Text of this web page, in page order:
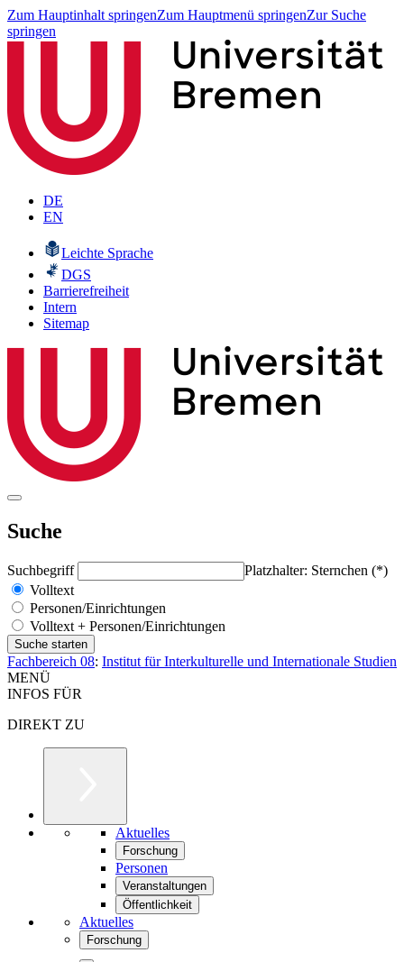
Zum Hauptinhalt springenZum Hauptmenü springenZur Suche
springen
DE
EN
Leichte Sprache
DGS
Barrierefreiheit
Intern
Sitemap
Suche
Suchbegriff
Platzhalter: Sternchen (*)
Volltext
Personen/Einrichtungen
Volltext + Personen/Einrichtungen
Fachbereich 08: Institut für Interkulturelle und Internationale Studien
MENÜ
INFOS FÜR
DIREKT ZU
Aktuelles
Forschung
Personen
Veranstaltungen
Öffentlichkeit
Aktuelles
Forschung